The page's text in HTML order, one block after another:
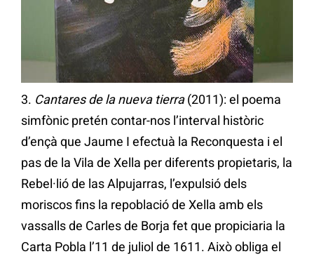
3. Cantares de la nueva tierra(2011): el poema
simfònic pretén contar-nos l’interval històric
d’ençà que Jaume I efectuà la Reconquesta i el
pas de la Vila de Xella per diferents propietaris, la
Rebel·lió de las Alpujarras, l’expulsió dels
moriscos fins la repoblació de Xella amb els
vassalls de Carles de Borja fet que propiciaria la
Carta Pobla l’11 de juliol de 1611. Això obliga el